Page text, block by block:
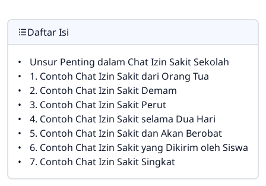
Daftar Isi
Unsur Penting dalam Chat Izin Sakit Sekolah
1. Contoh Chat Izin Sakit dari Orang Tua
2. Contoh Chat Izin Sakit Demam
3. Contoh Chat Izin Sakit Perut
4. Contoh Chat Izin Sakit selama Dua Hari
5. Contoh Chat Izin Sakit dan Akan Berobat
6. Contoh Chat Izin Sakit yang Dikirim oleh Siswa
7. Contoh Chat Izin Sakit Singkat